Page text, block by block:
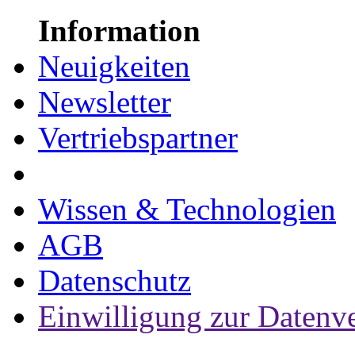
Information
Neuigkeiten
Newsletter
Vertriebspartner
Wissen & Technologien
AGB
Datenschutz
Einwilligung zur